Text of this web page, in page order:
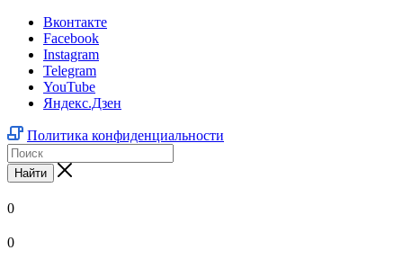
Вконтакте
Facebook
Instagram
Telegram
YouTube
Яндекс.Дзен
Политика конфиденциальности
Найти
0
0